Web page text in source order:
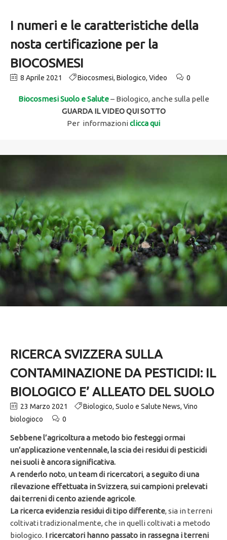
I numeri e le caratteristiche della
nosta certificazione per la
BIOCOSMESI
8 Aprile 2021 Biocosmesi, Biologico, Video 0
Biocosmesi Suolo e Salute– Biologico, anche sulla pelle
GUARDA IL VIDEO QUI SOTTO
Per informazioniclicca qui
RICERCA SVIZZERA SULLA
CONTAMINAZIONE DA PESTICIDI: IL
BIOLOGICO E’ ALLEATO DEL SUOLO
23 Marzo 2021 Biologico, Suolo e Salute News, Vino
biologioco
0
Sebbene l’agricoltura a metodo bio festeggi ormai
un’applicazione ventennale, la scia dei residui di pesticidi
nei suoli è ancora significativa.
A renderlo noto,un team di ricercatori,a seguito di una
rilevazione effettuata in Svizzera,sui campioni prelevati
dai terreni di cento aziende agricole.
La ricerca evidenzia residui di tipo differente, sia in terreni
coltivati tradizionalmente, che in quelli coltivati a metodo
biologico. I ricercatori hanno passato in rassegna i terreni